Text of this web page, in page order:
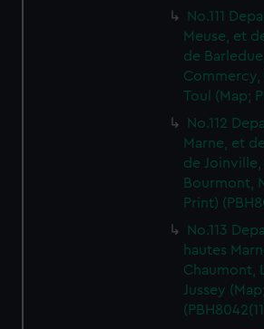
No.111
Meuse, et
de
Commercy,
Toul (Map;
No.112
Marne, et
de Joinville,
Bourmont,
Print)
No.113
hautes
Chaumont,
Jussey